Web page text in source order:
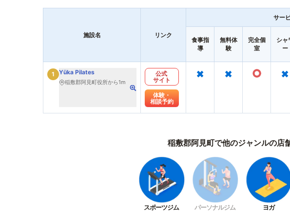
施設名 リンク
サー
食事指
導
無料体
験
完全個
室
シャ
ー
1 Yüka Pilates
稲敷郡阿見町役所から1m
公式
サイト
体験・
相談予約
× × ○ ×
稲敷郡阿見町で他のジャンルの店
スポーツジム パーソナルジム ヨガ